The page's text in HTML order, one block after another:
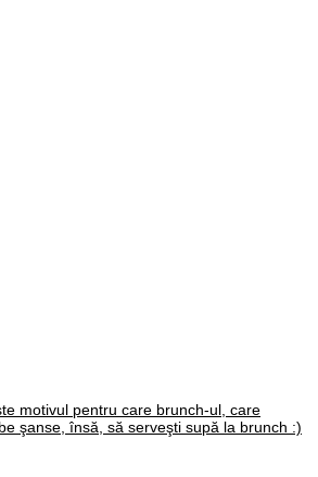
motivul pentru care brunch-ul, care
şanse, însă, să serveşti supă la brunch :)